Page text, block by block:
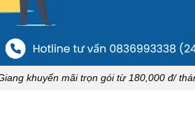
khuyến mãi trọn gói từ 180,000 đ/